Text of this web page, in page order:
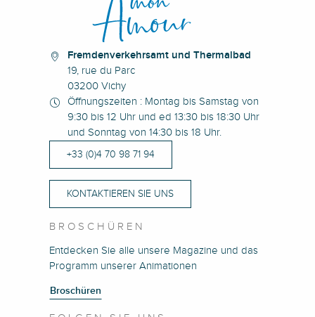
Fremdenverkehrsamt und Thermalbad
19, rue du Parc
03200 Vichy
Öffnungszeiten : Montag bis Samstag von
9:30 bis 12 Uhr und ed 13:30 bis 18:30 Uhr
und Sonntag von 14:30 bis 18 Uhr.
+33 (0)4 70 98 71 94
KONTAKTIEREN SIE UNS
BROSCHÜREN
Entdecken Sie alle unsere Magazine und das
Programm unserer Animationen
Broschüren